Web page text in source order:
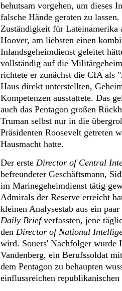
behutsam vorgehen, um dieses
falsche Hände geraten zu
Zuständigkeit für Lateinamerika
Hoover, am liebsten einen
Inlandsgeheimdienst geleitet
vollständig auf die
richtete er zunächst die CIA als
Haus direkt unterstellten,
Kompetenzen ausstattete. Das
auch das Pentagon großen
Truman selbst nur in die
Präsidenten Roosevelt getreten
Hausmacht hatte.
Der erste Director of Central
befreundeter Geschäftsmann,
im Marinegeheimdienst tätig
Admirals der Reserve erreicht
kleinen Analysestab aus ein
Daily Briefverfassten, jene
den Director of National
wird. Souers' Nachfolger wurde
Vandenberg, ein Berufssoldat
dem Pentagon zu behaupten
einflussreichen republikanischen